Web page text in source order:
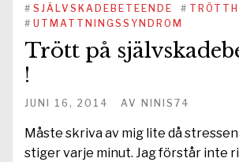
# SJÄLVSKADEBETEENDE #
# UTMATTNINGSSYNDROM
Trött på
!
JUNI 16, 2014 AV NINIS74
Måste skriva av mig lite då
stiger varje minut. Jag förstår inte